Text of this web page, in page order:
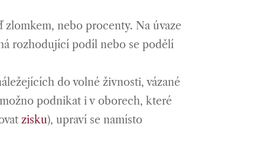
nebo procenty. Na úvaze
rozhodující podíl nebo se podělí
do volné živnosti, vázané
podnikat i v oborech, které
zisku), upraví se namísto